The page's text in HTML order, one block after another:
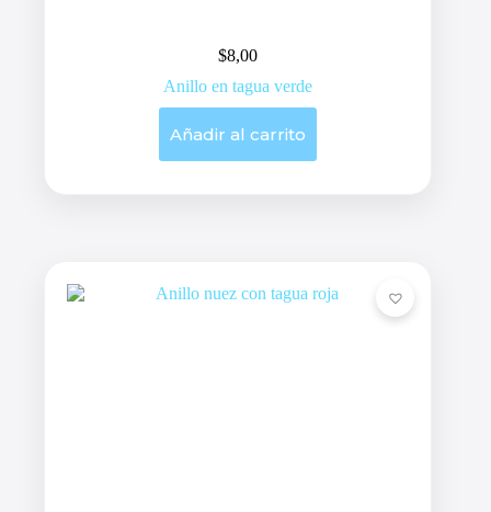
$8,00
Anillo en tagua verde
Añadir al carrito